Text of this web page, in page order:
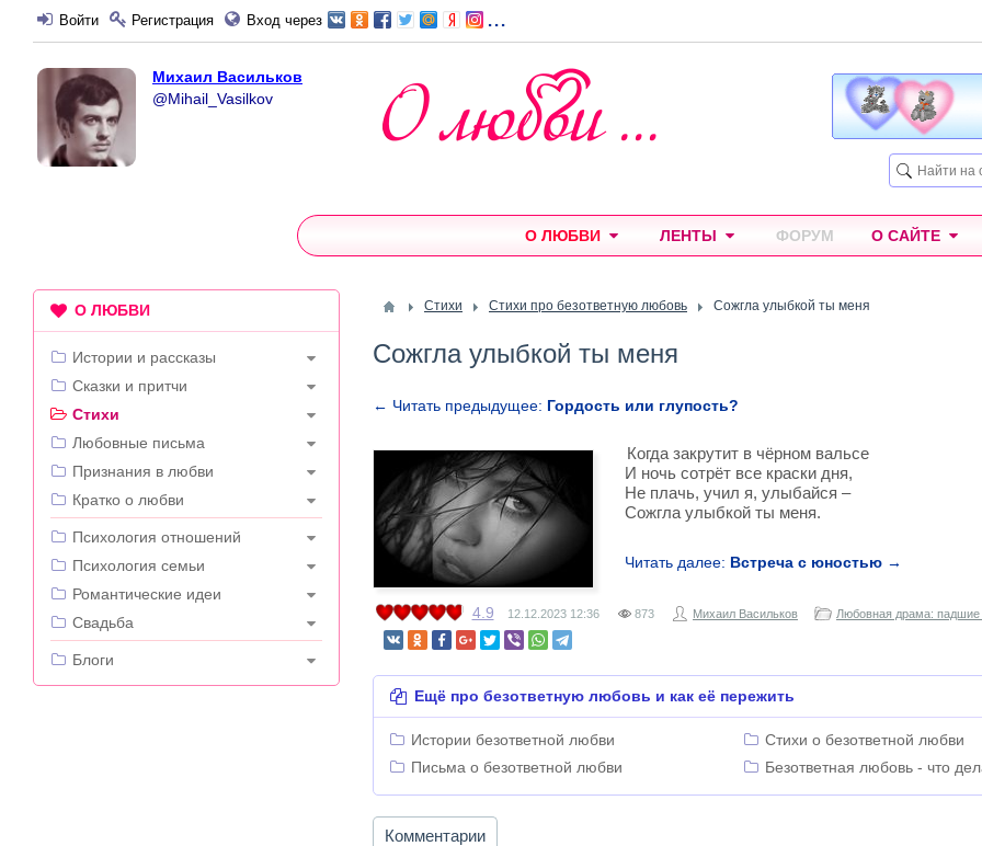
Войти Регистрация Вход через ...
Михаил Васильков
@Mihail_Vasilkov
О ЛЮБВИ ЛЕНТЫ ФОРУМ О САЙТЕ
Стихи Стихи про безответную любовь Сожгла улыбкой ты меня
Сожгла улыбкой ты меня
← Читать предыдущее: Гордость или глупость?
Когда закрутит в чёрном вальсе
И ночь сотрёт все краски дня,
Не плачь, учил я, улыбайся –
Сожгла улыбкой ты меня.
Читать далее: Встреча с юностью →
4.9 12.12.2023 12:36 873 Михаил Васильков Любовная драма: падшие
Ещё про безответную любовь и как её пережить
Истории безответной любви
Стихи о безответной любви
Письма о безответной любви
Безответная любовь - что
Комментарии
О ЛЮБВИ
Истории и рассказы
Сказки и притчи
Стихи
Любовные письма
Признания в любви
Кратко о любви
---
Психология отношений
Психология семьи
Романтические идеи
Свадьба
---
Блоги